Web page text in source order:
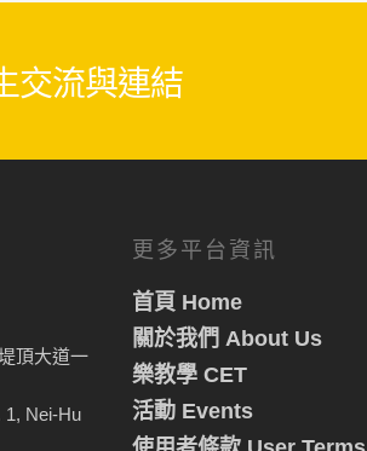
交流與連結
頂大道一
1, Nei-Hu
更多平台資訊
首頁 Home
關於我們 About Us
樂教學 CET
活動 Events